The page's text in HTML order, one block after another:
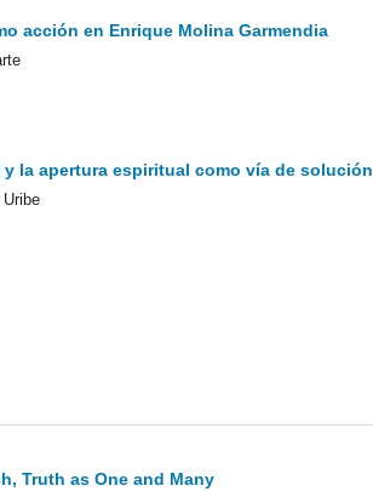
acción en Enrique Molina Garmendia
la apertura espiritual como vía de solución
Truth as One and Many